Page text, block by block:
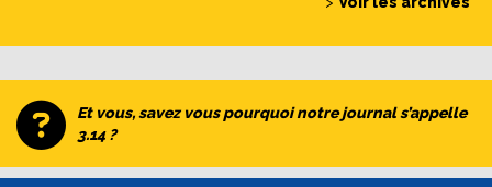
Et vous, savez vous pourquoi notre journal s’appelle
3.14 ?